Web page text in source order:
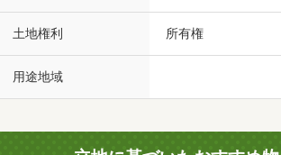
土地権利 所有権
用途地域